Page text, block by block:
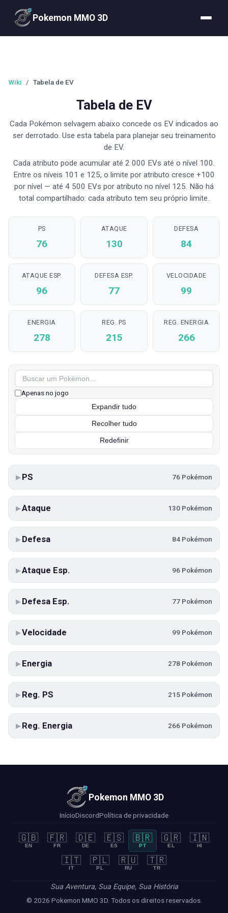
Pokemon MMO 3D
Wiki / Tabela de EV
Tabela de EV
Cada Pokémon selvagem abaixo concede os EV indicados ao
ser derrotado. Use esta tabela para planejar seu treinamento
de EV.
Cada atributo pode acumular até 2 000 EVs até o nível 100.
Entre os níveis 101 e 125, o limite por atributo cresce +100
por nível — até 4 500 EVs por atributo no nível 125. Não há
total compartilhado: cada atributo tem seu próprio limite.
PS
76
ATAQUE
130
DEFESA
84
ATAQUE ESP.
96
DEFESA ESP.
77
VELOCIDADE
99
ENERGIA
278
REG. PS
215
REG. ENERGIA
266
Apenas no jogo
Expandir tudo
Recolher tudo
Redefinir
▶ PS 76 Pokémon
▶Ataque 130 Pokémon
▶ Defesa 84 Pokémon
▶Ataque Esp. 96 Pokémon
▶ Defesa Esp. 77 Pokémon
▶Velocidade 99 Pokémon
▶ Energia 278 Pokémon
▶ Reg. PS 215 Pokémon
▶ Reg. Energia 266 Pokémon
Pokemon MMO 3D
InícioDiscordPolítica de privacidade
🇬🇧
EN
🇫🇷
FR
🇩🇪
DE
🇪🇸
ES
🇧🇷
PT
🇬🇷
EL
🇮🇳
HI
🇮🇹
IT
🇵🇱
PL
🇷🇺
RU
🇹🇷
TR
Sua Aventura, Sua Equipe, Sua História
© 2026 Pokemon MMO 3D. Todos os direitos reservados.